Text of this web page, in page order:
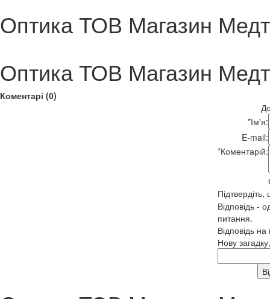
Оптика ТОВ Магазин
Оптика ТОВ Магазин
Коментарі (0)
*Ім'я:
E-mail:
*Коментарій:
Відповідь -
питання.
Відповідь
Нову